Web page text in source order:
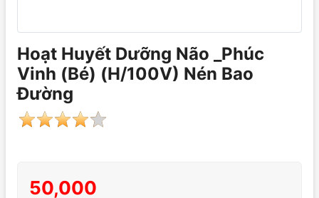
Hoạt Huyết Dưỡng Não _Phúc
Vinh (Bé) (H/100V) Nén Bao
Đường
50,000